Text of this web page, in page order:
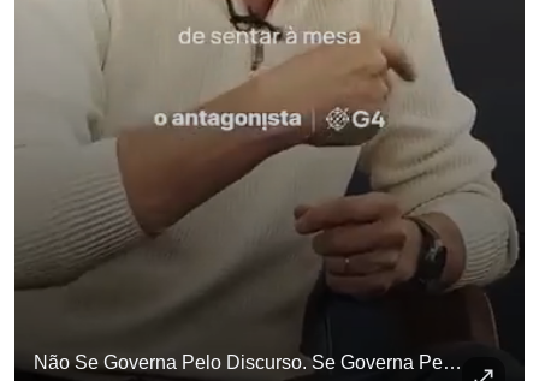
Não Se Governa Pelo Discurso. Se Governa Pelo Exemplo De Vida", Alfineta Ronaldo Caiado